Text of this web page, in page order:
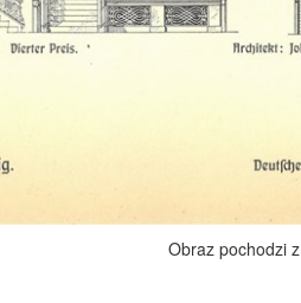
Obraz pochodzi z